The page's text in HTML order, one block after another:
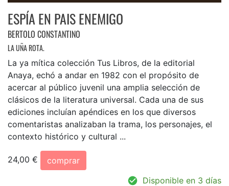
ESPÍA EN PAIS ENEMIGO
BERTOLO CONSTANTINO
LA UÑA ROTA.
La ya mítica colección Tus Libros, de la editorial
Anaya, echó a andar en 1982 con el propósito de
acercar al público juvenil una amplia selección de
clásicos de la literatura universal. Cada una de sus
ediciones incluían apéndices en los que diversos
comentaristas analizaban la trama, los personajes, el
contexto histórico y cultural ...
24,00 €
comprar
Disponible en 3 días